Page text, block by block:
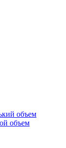
объем
объем